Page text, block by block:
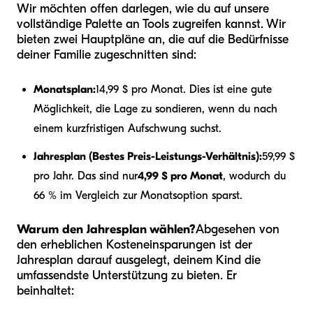
Wir möchten offen darlegen, wie du auf unsere
vollständige Palette an Tools zugreifen kannst. Wir
bieten zwei Hauptpläne an, die auf die Bedürfnisse
deiner Familie zugeschnitten sind:
Monatsplan:14,99 $ pro Monat. Dies ist eine gute
Möglichkeit, die Lage zu sondieren, wenn du nach
einem kurzfristigen Aufschwung suchst.
Jahresplan (Bestes Preis-Leistungs-Verhältnis):59,99 $
pro Jahr. Das sind nur4,99 $ pro Monat, wodurch du
66 % im Vergleich zur Monatsoption sparst.
Warum den Jahresplan wählen?Abgesehen von
den erheblichen Kosteneinsparungen ist der
Jahresplan darauf ausgelegt, deinem Kind die
umfassendste Unterstützung zu bieten. Er
beinhaltet: